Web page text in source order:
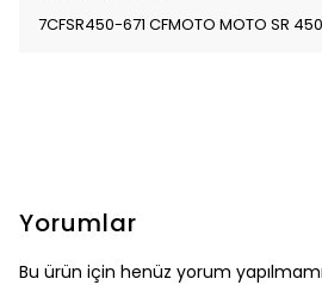
7CFSR450-671 CFMOTO MOTO SR 450
Yorumlar
Bu ürün için henüz yorum